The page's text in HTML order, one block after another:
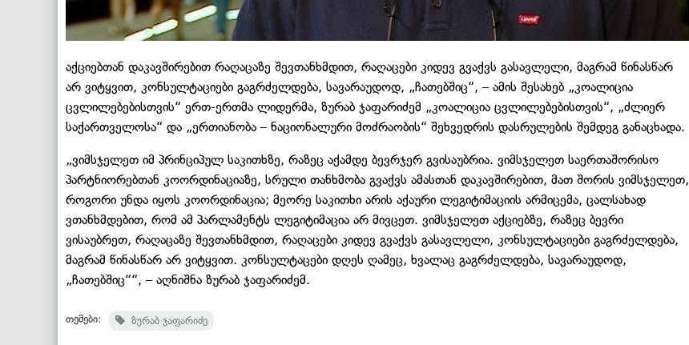
აქციებთან დაკავშირებით რაღაცაზე შევთანხმდით, რაღაცები კიდევ გვაქვს გასავლელი, მაგრამ წინასწარ
არ ვიტყვით, კონსულტაციები გაგრძელდება, სავარაუდოდ, „ჩათებშიც“, – ამის შესახებ „კოალიცია
ცვლილებებისთვის“ ერთ-ერთმა ლიდერმა, ზურაბ ჯაფარიძემ „კოალიცია ცვლილებებისთვის“, „ძლიერ
საქართველოსა“ და „ერთიანობა – ნაციონალური მოძრაობის“ შეხვედრის დასრულების შემდეგ განაცხადა.
„ვიმსჯელეთ იმ პრინციპულ საკითხზე, რაზეც აქამდე ბევრჯერ გვისაუბრია. ვიმსჯელეთ საერთაშორისო
პარტნიორებთან კოორდინაციაზე, სრული თანხმობა გვაქვს ამასთან დაკავშირებით, მათ შორის ვიმსჯელეთ,
როგორი უნდა იყოს კოორდინაცია; მეორე საკითხი არის აქაური ლეგიტიმაციის არმიცემა, ცალსახად
ვთანხმდებით, რომ ამ პარლამენტს ლეგიტიმაცია არ მივცეთ. ვიმსჯელეთ აქციებზე, რაზეც ბევრი
ვისაუბრეთ, რაღაცაზე შევთანხმდით, რაღაცები კიდევ გვაქვს გასავლელი, კონსულტაციები გაგრძელდება,
მაგრამ წინასწარ არ ვიტყვით. კონსულტაცები დღეს ღამეც, ხვალაც გაგრძელდება, სავარაუდოდ,
„ჩათებშიც““, – აღნიშნა ზურაბ ჯაფარიძემ.
თემები: ზურაბ ჯაფარიძე